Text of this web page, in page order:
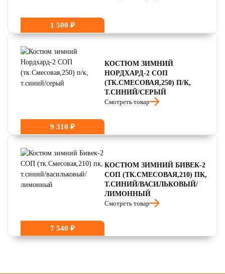
1 500 ₽
9 310 ₽
КОСТЮМ ЗИМНИЙ
НОРДХАРД-2 СОП
(ТК.СМЕСОВАЯ,250) П/К,
Т.СИНИЙ/СЕРЫЙ
Смотреть товар
7 540 ₽
КОСТЮМ ЗИМНИЙ БИВЕК-2
СОП (ТК.СМЕСОВАЯ,210) ПК,
Т.СИНИЙ/ВАСИЛЬКОВЫЙ/
ЛИМОННЫЙ
Смотреть товар